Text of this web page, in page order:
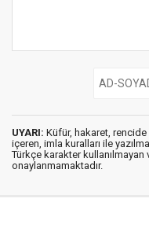
UYARI: Küfür, hakaret, rencide
içeren, imla kuralları ile
Türkçe karakter kullanılmayan
onaylanmamaktadır.